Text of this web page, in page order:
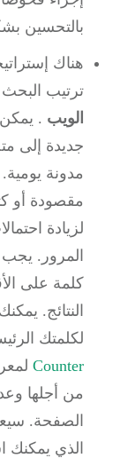
بالتحسين
هناك
ترتيب البحث
الويب.يمكن
جديدة إلى
مدونة يومية.
مقصودة أو
لزيادة
المرور.
كلمة على
النتائج.يمكنك
لكلمتك
Counterلمعرفة
من أجلها وعدد
الصفحة.
الذي يمكنك